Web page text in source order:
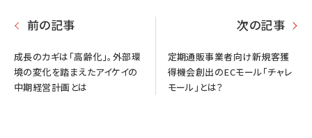
前の記事
成長のカギは「高齢化」。外部環
境の変化を踏まえたアイケイの
中期経営計画とは
次の記事
定期通販事業者向け新規客獲
得機会創出のECモール「チャレ
モール」とは？